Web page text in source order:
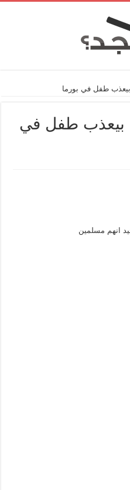
طفل في بورما
بيعذب طفل في
انهم مسلمين